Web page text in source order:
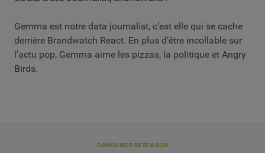
Gemma est notre data journalist, c’est elle qui se cache
derrière Brandwatch React. En plus d’être incollable sur
l’actu pop, Gemma aime les pizzas, la politique et Angry
Birds.
CONSUMER RESEARCH